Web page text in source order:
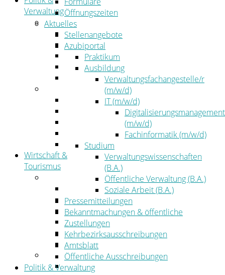
Verwaltung
Politik
Kreistag
Kreistagsinformationssystem
Bürgerinformationssystem
Wahlen
Der Landrat
Kommunalaufsicht
Zahlen, Daten, Fakten
Wirtschaft &
Tourismus
Wirtschaftsförderung
Gewerbeflächen und Unternehmen
Arbeitgeberservice
Mobilfunk & Breitband
Straßen- und Radwegebau
Landwirtschaft
Tourismus
Freizeit und Urlaub im Landkreis
Öffnungszeiten
Aktuelles
Stellenangebote
Azubiportal
Praktikum
Ausbildung
Verwaltungsfachangestelle/r
(m/w/d)
IT (m/w/d)
Digitalisierungsmanagement
(m/w/d)
Fachinformatik (m/w/d)
Studium
Verwaltungswissenschaften
(B.A.)
Öffentliche Verwaltung (B.A.)
Soziale Arbeit (B.A.)
Pressemitteilungen
Bekanntmachungen & öffentliche
Zustellungen
Kehrbezirksausschreibungen
Amtsblatt
Öffentliche Ausschreibungen
Politik & Verwaltung